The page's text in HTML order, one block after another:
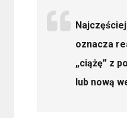
oznacza
„ciążę” z
lub nową